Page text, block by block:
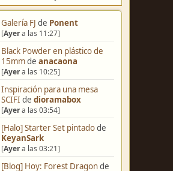
Últimos mensajes
Galería FJdePonent
[Ayera las 11:27]
Black Powder en plástico de
15mmdeanacaona
[Ayera las 10:25]
Inspiración para una mesa
SCIFIdedioramabox
[Ayera las 03:54]
[Halo] Starter Set pintadode
KeyanSark